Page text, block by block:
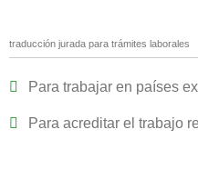
traducción jurada para trámites laborales
Para trabajar en países
Para acreditar el trabajo